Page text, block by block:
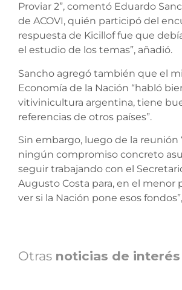
Proviar 2”, comentó Eduardo
de ACOVI, quién participó del
respuesta de Kicillof fue que
el estudio de los temas”, añadió.
Sancho agregó también que el
Economía de la Nación “habló
vitivinicultura argentina, tiene
referencias de otros países”.
Sin embargo, luego de la reunión
ningún compromiso concreto
seguir trabajando con el
Augusto Costa para, en el menor
ver si la Nación pone esos
Otras noticias de interés